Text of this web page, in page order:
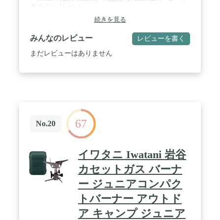
続きを見る
みんなのレビュー レビューを書く
まだレビューはありません
No.20 67
イワタニ Iwatani 岩谷
カセットガス バーナ
ー ジュニアコンパク
トバーナー アウトド
ア キャンプ ジュニア